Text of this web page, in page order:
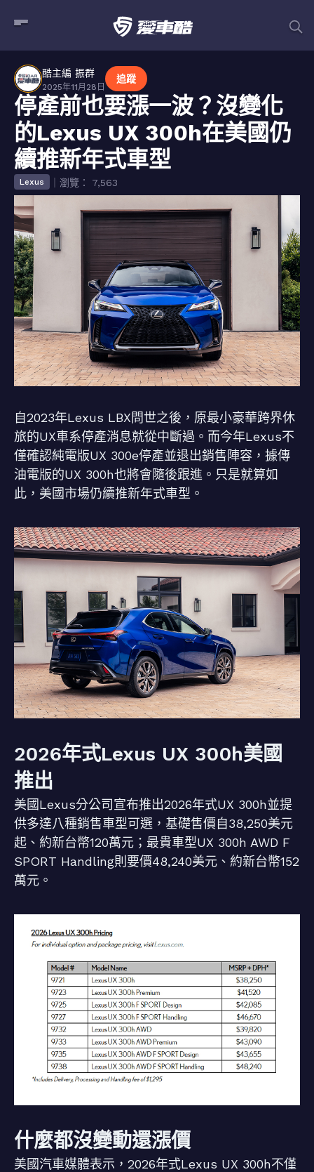
酷主編 振群
2025年11月28日
追蹤
停產前也要漲一波？沒變化
的Lexus UX 300h在美國仍
續推新年式車型
Lexus ｜瀏覽： 7,563
自2023年Lexus LBX問世之後，原最小豪華跨界休
旅的UX車系停產消息就從中斷過。而今年Lexus不
僅確認純電版UX 300e停產並退出銷售陣容，據傳
油電版的UX 300h也將會隨後跟進。只是就算如
此，美國市場仍續推新年式車型。
2026年式Lexus UX 300h美國
推出
美國Lexus分公司宣布推出2026年式UX 300h並提
供多達八種銷售車型可選，基礎售價自38,250美元
起、約新台幣120萬元；最貴車型UX 300h AWD F
SPORT Handling則要價48,240美元、約新台幣152
萬元。
什麼都沒變動還漲價
美國汽車媒體表示，2026年式Lexus UX 300h不僅